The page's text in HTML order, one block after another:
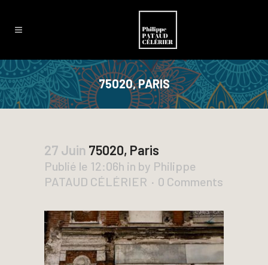
75020, PARIS
27 Juin 75020, Paris
Publié le 12:06h in by Philippe
PATAUD CÉLÉRIER
0 Comments